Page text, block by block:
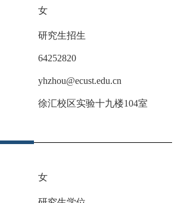
女
研究生招生
64252820
yhzhou@ecust.edu.cn
徐汇校区实验十九楼104室
女